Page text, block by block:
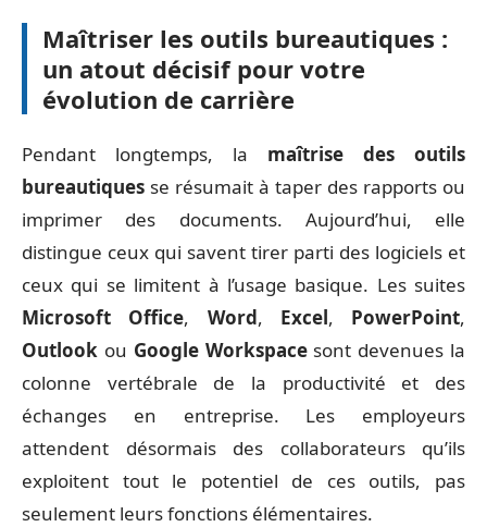
Maîtriser les outils bureautiques :
un atout décisif pour votre
évolution de carrière
Pendant longtemps, la maîtrise des outils
bureautiques se résumait à taper des rapports ou
imprimer des documents. Aujourd’hui, elle
distingue ceux qui savent tirer parti des logiciels et
ceux qui se limitent à l’usage basique. Les suites
Microsoft Office, Word, Excel, PowerPoint,
Outlook ou Google Workspacesont devenues la
colonne vertébrale de la productivité et des
échanges en entreprise. Les employeurs
attendent désormais des collaborateurs qu’ils
exploitent tout le potentiel de ces outils, pas
seulement leurs fonctions élémentaires.